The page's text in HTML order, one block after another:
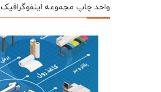
واحد چاپ مجموعه اینفوگرافیک